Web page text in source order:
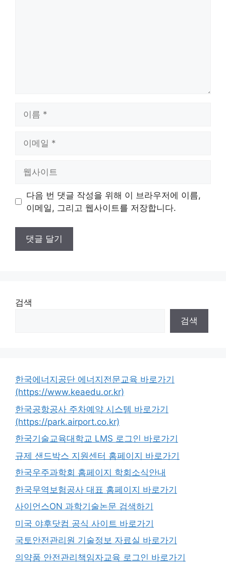
트
다음 번 댓글 작성을 위해 이 브라우저에 이름,
이메일, 그리고 웹사이트를 저장합니다.
검색
검색
한국에너지공단 에너지전문교육 바로가기
(https://www.keaedu.or.kr)
한국공항공사 주차예약 시스템 바로가기
(https://park.airport.co.kr)
한국기술교육대학교 LMS 로그인 바로가기
규제 샌드박스 지원센터 홈페이지 바로가기
한국우주과학회 홈페이지 학회소식안내
한국무역보험공사 대표 홈페이지 바로가기
사이언스ON 과학기술논문 검색하기
미국 야후닷컴 공식 사이트 바로가기
국토안전관리원 기술정보 자료실 바로가기
의약품 안전관리책임자교육 로그인 바로가기